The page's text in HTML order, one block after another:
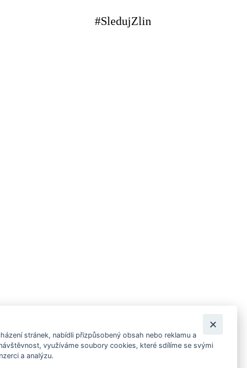
#SledujZlin
ankety, pozvánky na kulturní a sportovní akce?
stránek, nabídli přizpůsobený obsah nebo reklamu a
využíváme soubory cookies, které sdílíme se svými
a analýzu.